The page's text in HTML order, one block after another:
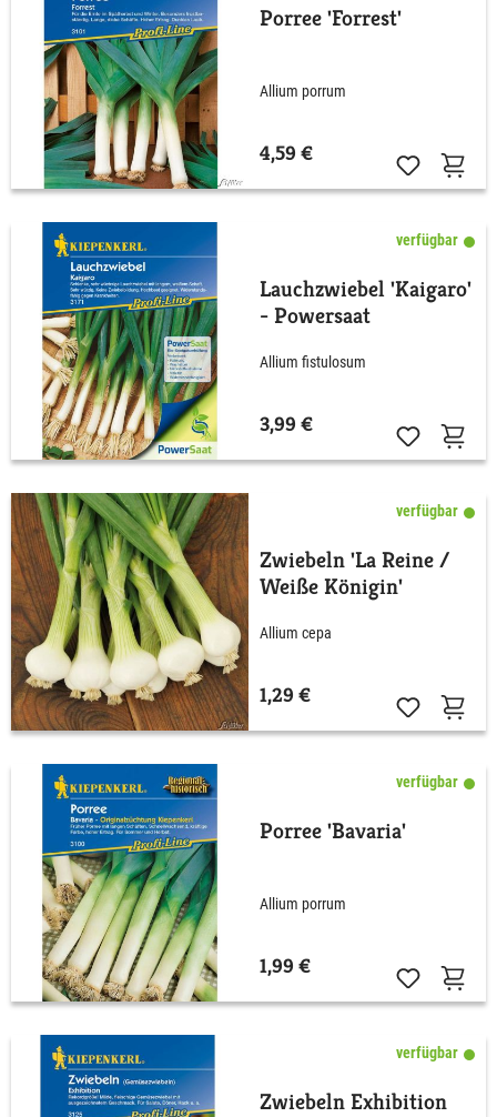
Porree 'Forrest'
Allium porrum
4,59 €
verfügbar
Lauchzwiebel 'Kaigaro'
- Powersaat
Allium fistulosum
3,99 €
verfügbar
Zwiebeln 'La Reine /
Weiße Königin'
Allium cepa
1,29 €
verfügbar
Porree 'Bavaria'
Allium porrum
1,99 €
verfügbar
Zwiebeln Exhibition